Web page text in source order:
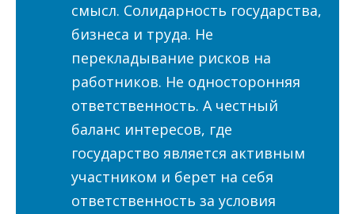
смысл. Солидарность государства,
бизнеса и труда. Не
перекладывание рисков на
работников. Не односторонняя
ответственность. А честный
баланс интересов, где
государство является активным
участником и берет на себя
ответственность за условия